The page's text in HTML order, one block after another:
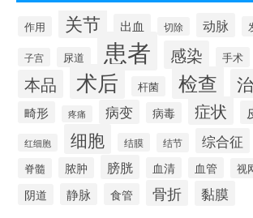
作用 关节 出血 切除 动脉
子宫 尿道 患者 感染 手术
本品 术后 杆菌 检查
畸形 疼痛 病变 病毒 症状
红细胞 细胞 结膜 结节 综合征
脊髓 脓肿 膀胱 血清 血管 视
阴道 静脉 食管 骨折 黏膜